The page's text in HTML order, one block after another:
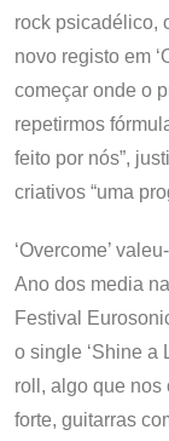
rock psicadélico,
novo registo em
começar onde o
repetirmos
feito por nós”,
criativos “uma
‘Overcome’
Ano dos media
Festival
o single ‘Shine a
roll, algo que nos
forte, guitarras